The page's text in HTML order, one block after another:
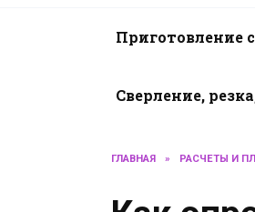
Приготовление
Сверление,
ГЛАВНАЯ » РАСЧЕТЫ И